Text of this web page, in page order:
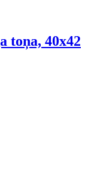
toņa, 40x42